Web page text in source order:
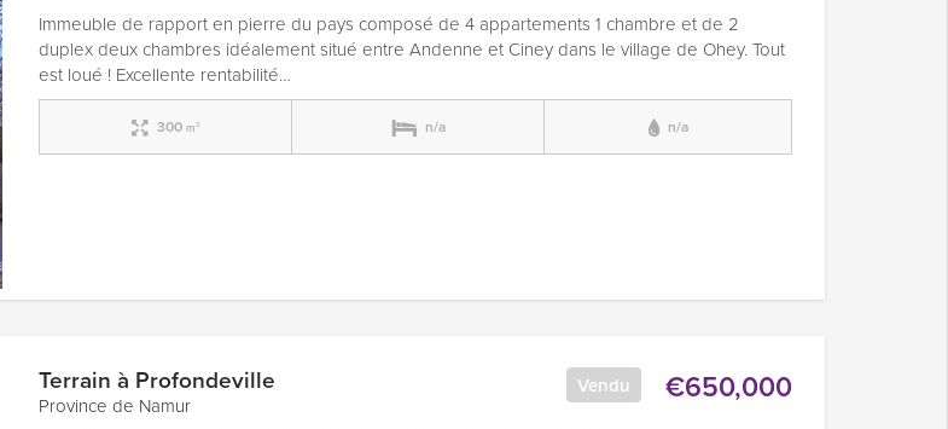
Immeuble de rapport en pierre du pays composé de 4 appartements 1 chambre et de 2
duplex deux chambres idéalement situé entre Andenne et Ciney dans le village de Ohey. Tout
est loué ! Excellente rentabilité…
300 m² n/a n/a
€650,000
Vendu
Terrain à Profondeville
Province de Namur